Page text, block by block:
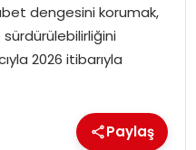
dengesini korumak,
sürdürülebilirliğini
2026 itibarıyla
Paylaş